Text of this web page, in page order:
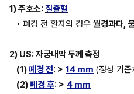
1) 주호소: 질출혈
• 폐경 전 환자의 경우 월경과다,
2) US: 자궁내막 두께 측정
(1) 폐경 전: > 14 mm (정상 기준
(2) 폐경 후: > 4 mm